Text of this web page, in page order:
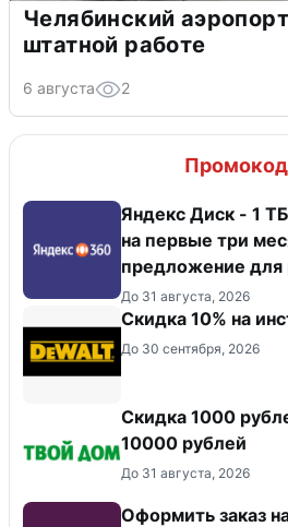
Челябинский
штатной работе
6 августа 2
Яндекс Диск - 1
на первые три
предложение для
До 31 августа, 2026
Скидка 10% на
До 30 сентября, 2026
Скидка 1000
10000 рублей
До 31 августа, 2026
Оформить заказ